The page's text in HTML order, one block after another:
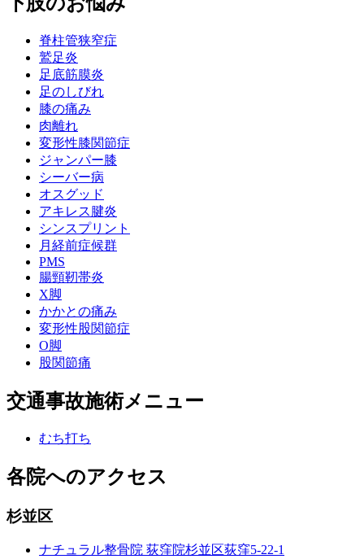
脊柱管狭窄症
鷲足炎
足底筋膜炎
足のしびれ
膝の痛み
肉離れ
変形性膝関節症
ジャンパー膝
シーバー病
オスグッド
アキレス腱炎
シンスプリント
月経前症候群
PMS
腸頸靭帯炎
X脚
かかとの痛み
変形性股関節症
O脚
股関節痛
交通事故施術メニュー
むち打ち
各院へのアクセス
杉並区
ナチュラル整骨院 荻窪院杉並区荻窪5-22-1